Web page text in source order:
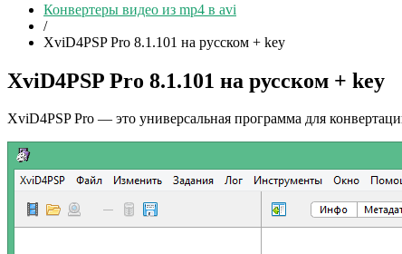
Конвертеры видео из mp4 в avi
/
XviD4PSP Pro 8.1.101 на русском + key
XviD4PSP Pro 8.1.101 на русском + key
XviD4PSP Pro — это универсальная программа для